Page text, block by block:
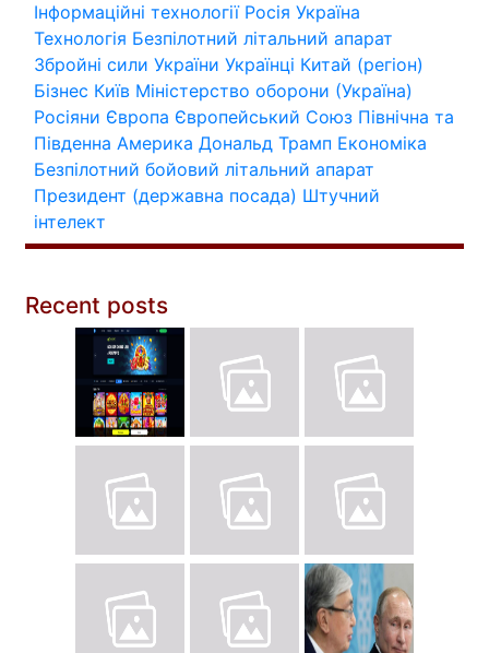
Інформаційні технології Росія Україна
Технологія Безпілотний літальний апарат
Збройні сили України Українці Китай (регіон)
Бізнес Київ Міністерство оборони (Україна)
Росіяни Європа Європейський Союз Північна та
Південна Америка Дональд Трамп Економіка
Безпілотний бойовий літальний апарат
Президент (державна посада) Штучний
інтелект
Recent posts